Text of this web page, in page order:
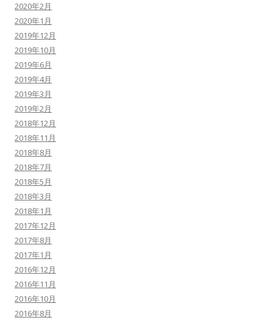
2020年2月
2020年1月
2019年12月
2019年10月
2019年6月
2019年4月
2019年3月
2019年2月
2018年12月
2018年11月
2018年8月
2018年7月
2018年5月
2018年3月
2018年1月
2017年12月
2017年8月
2017年1月
2016年12月
2016年11月
2016年10月
2016年8月